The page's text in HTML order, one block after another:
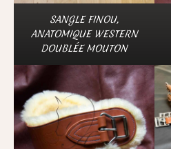
SANGLE FINOU,
ANATOMIQUE WESTERN
DOUBLÉE MOUTON